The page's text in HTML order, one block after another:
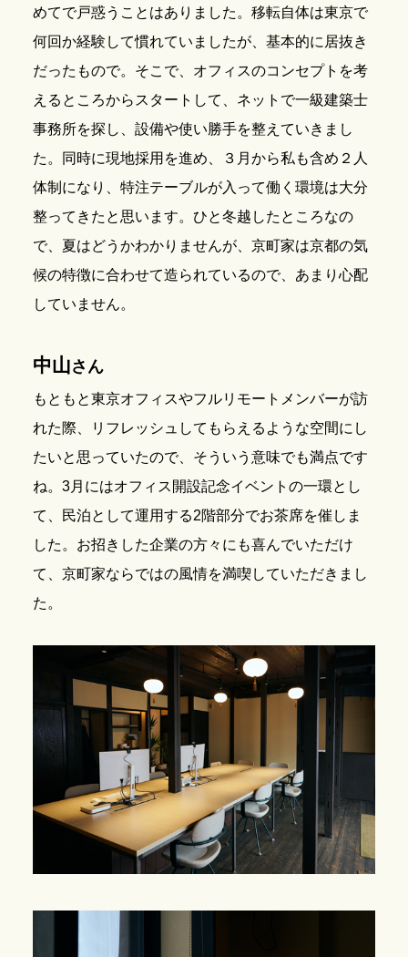
めてで戸惑うことはありました。移転自体は東京で
何回か経験して慣れていましたが、基本的に居抜き
だったもので。そこで、オフィスのコンセプトを考
えるところからスタートして、ネットで一級建築士
事務所を探し、設備や使い勝手を整えていきまし
た。同時に現地採用を進め、３月から私も含め２人
体制になり、特注テーブルが入って働く環境は大分
整ってきたと思います。ひと冬越したところなの
で、夏はどうかわかりませんが、京町家は京都の気
候の特徴に合わせて造られているので、あまり心配
していません。
中山さん
もともと東京オフィスやフルリモートメンバーが訪
れた際、リフレッシュしてもらえるような空間にし
たいと思っていたので、そういう意味でも満点です
ね。3月にはオフィス開設記念イベントの一環とし
て、民泊として運用する2階部分でお茶席を催しま
した。お招きした企業の方々にも喜んでいただけ
て、京町家ならではの風情を満喫していただきまし
た。